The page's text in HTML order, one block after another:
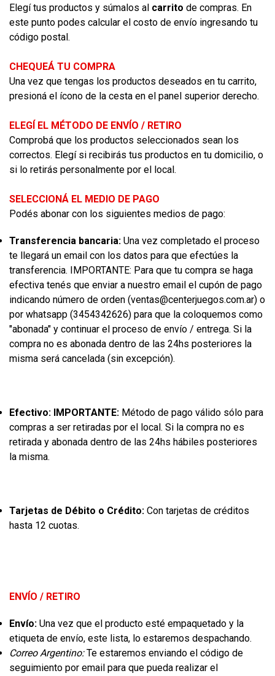
Elegí tus productos y súmalos al carrito de compras. En
este punto podes calcular el costo de envío ingresando tu
código postal.
CHEQUEÁ TU COMPRA
Una vez que tengas los productos deseados en tu carrito,
presioná el ícono de la cesta en el panel superior derecho.
ELEGÍ EL MÉTODO DE ENVÍO / RETIRO
Comprobá que los productos seleccionados sean los
correctos. Elegí si recibirás tus productos en tu domicilio, o
si lo retirás personalmente por el local.
SELECCIONÁ EL MEDIO DE PAGO
Podés abonar con los siguientes medios de pago:
Transferencia bancaria: Una vez completado el proceso
te llegará un email con los datos para que efectúes la
transferencia. IMPORTANTE: Para que tu compra se haga
efectiva tenés que enviar a nuestro email el cupón de pago
indicando número de orden (ventas@centerjuegos.com.ar) o
por whatsapp (3454342626) para que la coloquemos como
"abonada" y continuar el proceso de envío / entrega. Si la
compra no es abonada dentro de las 24hs posteriores la
misma será cancelada (sin excepción).
Efectivo: IMPORTANTE: Método de pago válido sólo para
compras a ser retiradas por el local. Si la compra no es
retirada y abonada dentro de las 24hs hábiles posteriores
la misma.
Tarjetas de Débito o Crédito: Con tarjetas de créditos
hasta 12 cuotas.
ENVÍO / RETIRO
Envío: Una vez que el producto esté empaquetado y la
etiqueta de envío, este lista, lo estaremos despachando.
Correo Argentino:Te estaremos enviando el código de
seguimiento por email para que pueda realizar el